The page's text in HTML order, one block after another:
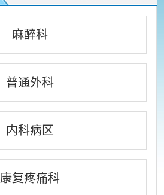
麻醉科
普通外科
内科病区
康复疼痛科